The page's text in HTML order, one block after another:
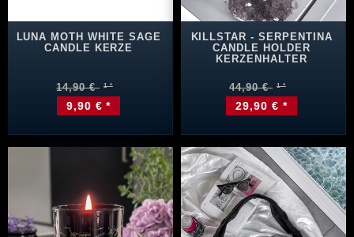
LUNA MOTH WHITE SAGE
CANDLE KERZE
14,90 €
9,90 € *
KILLSTAR - SERPENTINA
CANDLE HOLDER
KERZENHALTER
44,90 €
29,90 € *